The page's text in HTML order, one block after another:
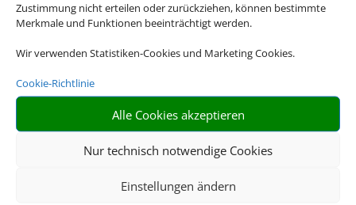
Zustimmung nicht erteilen oder zurückziehen, können bestimmte
Merkmale und Funktionen beeinträchtigt werden.
Wir verwenden Statistiken-Cookies und Marketing Cookies.
Cookie-Richtlinie
Alle Cookies akzeptieren
Nur technisch notwendige Cookies
Einstellungen ändern
Donnerstag:
00:00 - 23:45
Freitag:
Samstag:
Sonntag:
00:00 - 23:45
beziehen sich die Öffnungszeiten! Sonst vereinbaren